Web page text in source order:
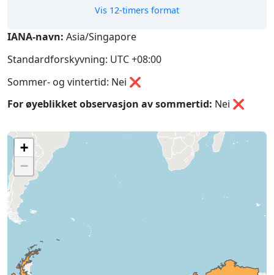
Vis 12-timers format
IANA-navn: Asia/Singapore
Standardforskyvning: UTC +08:00
Sommer- og vintertid: Nei ❌
For øyeblikket observasjon av sommertid: Nei ❌
+
−